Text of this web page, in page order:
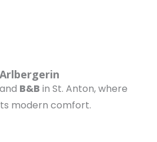
and B&B in St. Anton, where
modern comfort.